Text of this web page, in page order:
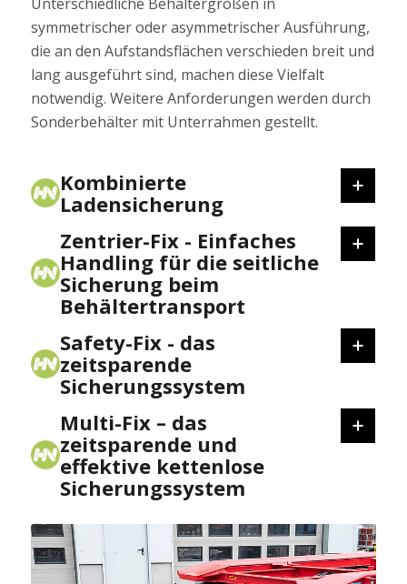
symmetrischer oder asymmetrischer Ausführung,
die an den Aufstandsflächen verschieden breit und
lang ausgeführt sind, machen diese Vielfalt
notwendig. Weitere Anforderungen werden durch
Sonderbehälter mit Unterrahmen gestellt.
Kombinierte
Ladensicherung
Zentrier-Fix - Einfaches
Handling für die seitliche
Sicherung beim
Behältertransport
Safety-Fix - das
zeitsparende
Sicherungssystem
Multi-Fix – das
zeitsparende und
effektive kettenlose
Sicherungssystem